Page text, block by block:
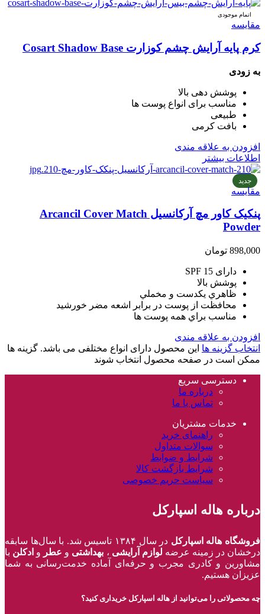
اتمام موجودی
مقایسه
کرم پایه آرایش چشم کوزارت Cosart Shadow Base
به زودی
پوشش دهی بالا
مناسب برای انواع پوست ها
طبیعی
بافت کرمی
افزودن به علاقه مندی
اطلاعات بیشتر
جدید
مقایسه
پنکیک کاور مچ آرکانسیل Arcancil Cover Match
Powder
898,000 تومان
دارای SPF 15
پوشش بالا
ظاهري يکدست و مخملي
محافظت از پوست در برابر اشعه مضر خورشيد
مناسب براي همه پوست ها
افزودن به علاقه مندی
انتخاب گزینه ها این محصول دارای انواع مختلفی می باشد. گزینه ها
ممکن است در صفحه محصول انتخاب شوند
دسترسی سریع
درباره ما
تماس با ما
خدمات مشتریان
راهنمای خرید
سوالات متداول
شرایط و ضوابط
شرایط بازگشت کالا
سیاست حریم خصوصی
درباره هاله اسپارکل
فروشگاه هاله اسپارکل
در سال ۱۳۸۴ تاسیس شد. با سال‌ها سابقه
درخشان در زمینه عرضه لوازم آرایشی ، بهداشتی و عطر و ادکلن با
مشاورین و کادری مجرب و حرفه‌ای آماده خدمت‌رسانی به شما
عزیزان هستیم.
چه محصولاتی را می‌توانید از هاله اسپارکل خریداری کنید؟